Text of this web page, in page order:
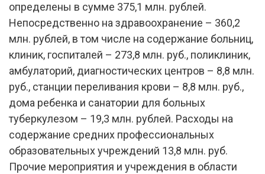
определены в сумме 375,1 млн. рублей.
Непосредственно на здравоохранение – 360,2
млн. рублей, в том числе на содержание больниц,
клиник, госпиталей – 273,8 млн. руб., поликлиник,
амбулаторий, диагностических центров – 8,8 млн.
руб., станции переливания крови – 8,8 млн. руб.,
дома ребенка и санатории для больных
туберкулезом – 19,3 млн. рублей. Расходы на
содержание средних профессиональных
образовательных учреждений 13,8 млн. руб.
Прочие мероприятия и учреждения в области